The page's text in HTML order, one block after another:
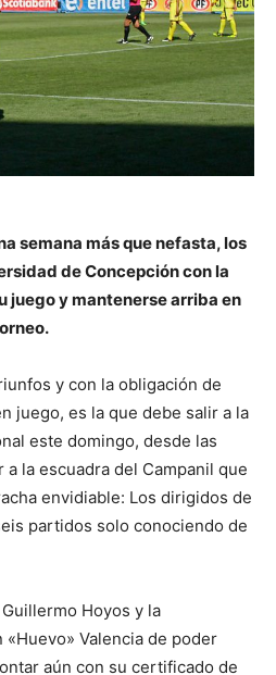
semana más que nefasta, los
de Concepción con la
juego y mantenerse arriba en
y con la obligación de
juego, es la que debe salir a la
este domingo, desde las
a la escuadra del Campanil que
envidiable: Los dirigidos de
partidos solo conociendo de
Hoyos y la
Valencia de poder
aún con su certificado de